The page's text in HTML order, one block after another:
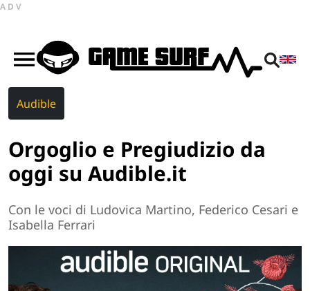
ADV
Audible
Orgoglio e Pregiudizio da
oggi su Audible.it
Con le voci di Ludovica Martino, Federico Cesari e
Isabella Ferrari